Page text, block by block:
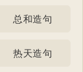
总和造句
热天造句